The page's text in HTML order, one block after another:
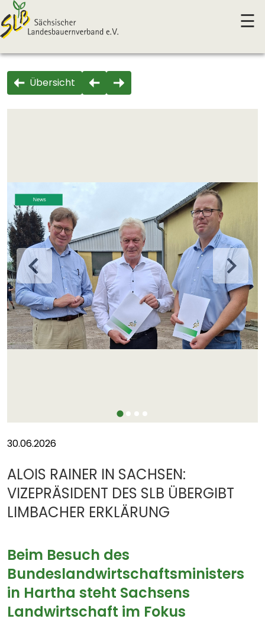
☰
Übersicht
30.06.2026
ALOIS RAINER IN SACHSEN:
VIZEPRÄSIDENT DES SLB ÜBERGIBT
LIMBACHER ERKLÄRUNG
Beim Besuch des
Bundeslandwirtschaftsministers
in Hartha steht Sachsens
Landwirtschaft im Fokus